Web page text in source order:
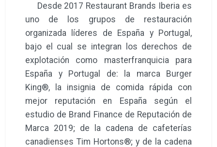
Desde 2017 Restaurant Brands Iberia es
uno de los grupos de restauración
organizada líderes de España y Portugal,
bajo el cual se integran los derechos de
explotación como masterfranquicia para
España y Portugal de: la marca Burger
King®, la insignia de comida rápida con
mejor reputación en España según el
estudio de Brand Finance de Reputación de
Marca 2019; de la cadena de cafeterías
canadienses Tim Hortons®; y de la cadena